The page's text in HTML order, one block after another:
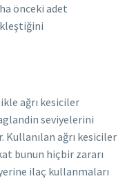
önceki adet
ağrı kesiciler
seviyelerini
Kullanılan ağrı kesiciler
bunun hiçbir zararı
ilaç kullanmaları